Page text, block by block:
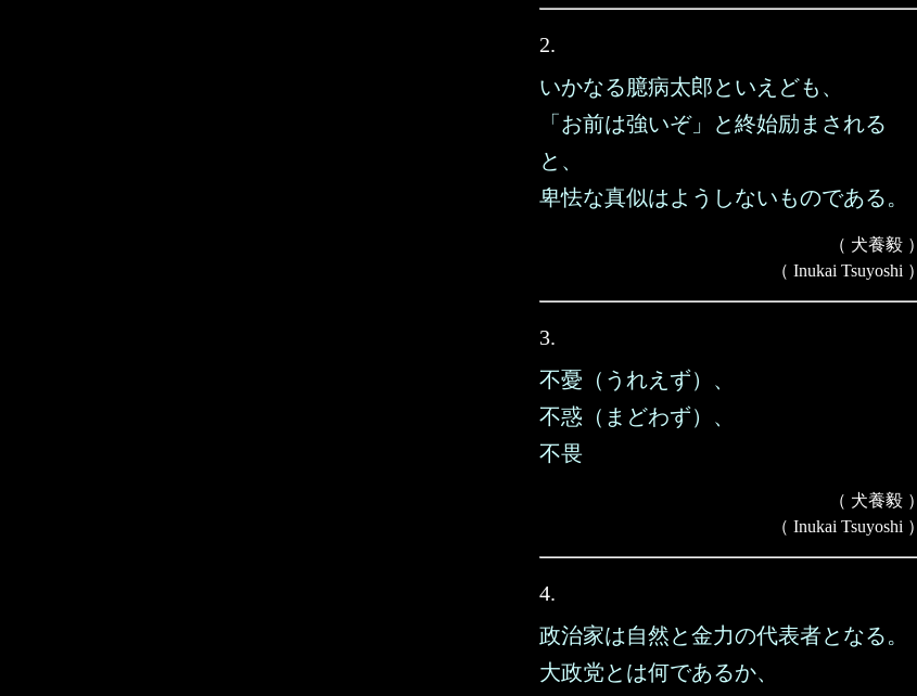
2.
いかなる臆病太郎といえども、
「お前は強いぞ」と終始励まされる
と、
卑怯な真似はようしないものである。
（ 犬養毅 ）
（ Inukai Tsuyoshi ）
3.
不憂（うれえず）、
不惑（まどわず）、
不畏
（ 犬養毅 ）
（ Inukai Tsuyoshi ）
4.
政治家は自然と金力の代表者となる。
大政党とは何であるか、